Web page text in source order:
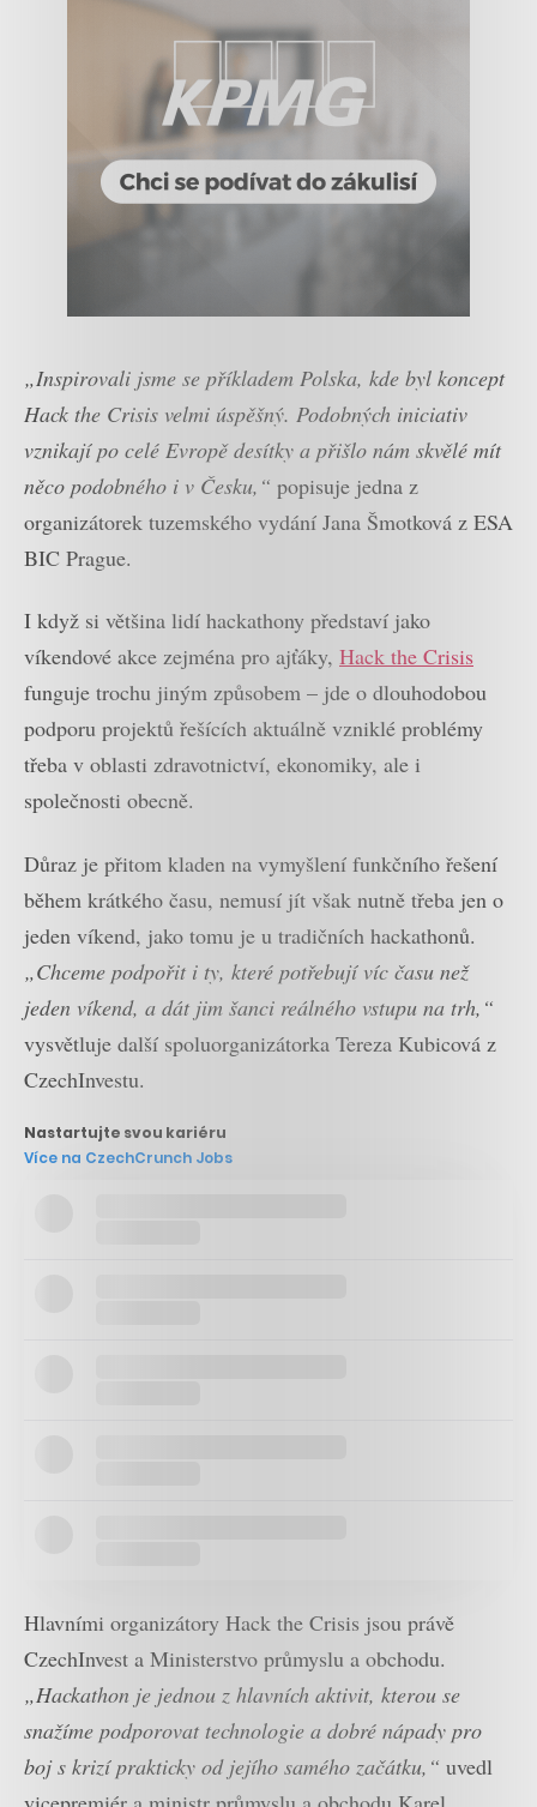
„Inspirovali jsme se příkladem Polska, kde byl koncept
Hack the Crisis velmi úspěšný. Podobných iniciativ
vznikají po celé Evropě desítky a přišlo nám skvělé mít
něco podobného i v Česku,“ popisuje jedna z
organizátorek tuzemského vydání Jana Šmotková z ESA
BIC Prague.
I když si většina lidí hackathony představí jako
víkendové akce zejména pro ajťáky, Hack the Crisis
funguje trochu jiným způsobem – jde o dlouhodobou
podporu projektů řešících aktuálně vzniklé problémy
třeba v oblasti zdravotnictví, ekonomiky, ale i
společnosti obecně.
Důraz je přitom kladen na vymyšlení funkčního řešení
během krátkého času, nemusí jít však nutně třeba jen o
jeden víkend, jako tomu je u tradičních hackathonů.
„Chceme podpořit i ty, které potřebují víc času než
jeden víkend, a dát jim šanci reálného vstupu na trh,“
vysvětluje další spoluorganizátorka Tereza Kubicová z
CzechInvestu.
Nastartujte svou kariéru
Více na CzechCrunch Jobs
Hlavními organizátory Hack the Crisis jsou právě
CzechInvest a Ministerstvo průmyslu a obchodu.
„Hackathon je jednou z hlavních aktivit, kterou se
snažíme podporovat technologie a dobré nápady pro
boj s krizí prakticky od jejího samého začátku,“ uvedl